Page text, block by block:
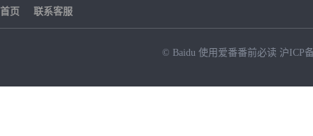
首页 联系客服
© Baidu 使用爱番番前必读 沪ICP